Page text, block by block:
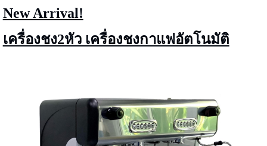
New Arrival!
เครื่องชง2หัว เครื่องชงกาแฟอัตโนมัติ